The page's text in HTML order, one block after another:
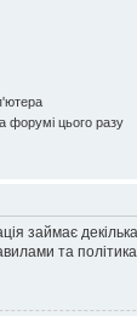
форумі цього разу
займає
та